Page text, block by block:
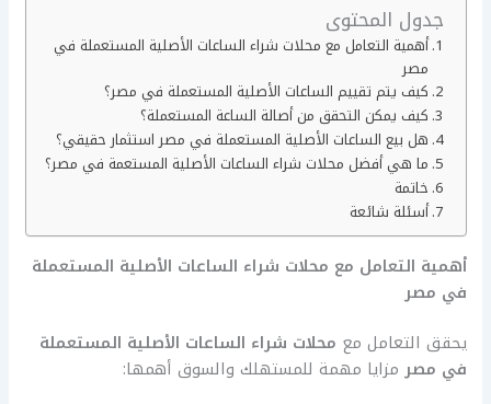
جدول المحتوى
أهمية التعامل مع محلات شراء الساعات الأصلية المستعملة في
مصر
كيف يتم تقييم الساعات الأصلية المستعملة في مصر؟
كيف يمكن التحقق من أصالة الساعة المستعملة؟
هل بيع الساعات الأصلية المستعملة في مصر استثمار حقيقي؟
ما هي أفضل محلات شراء الساعات الأصلية المستعمة في مصر؟
خاتمة
أسئلة شائعة
أهمية التعامل مع محلات شراء الساعات الأصلية المستعملة
في مصر
يحقق التعامل مع محلات شراء الساعات الأصلية المستعملة
في مصر مزايا مهمة للمستهلك والسوق أهمها: